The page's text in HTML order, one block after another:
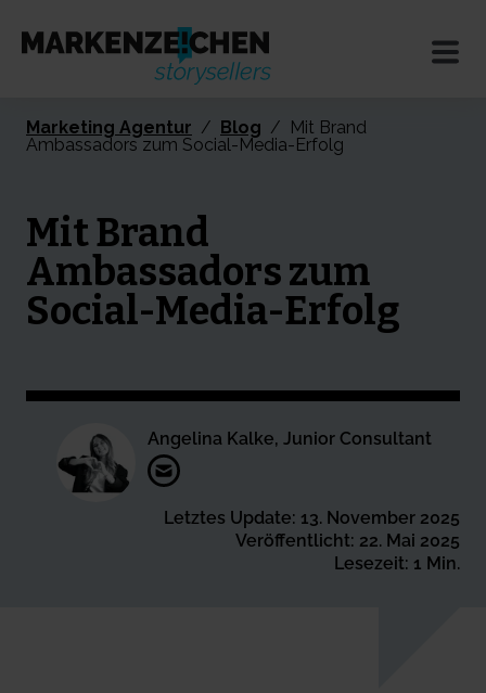
Marketing Agentur / Blog / Mit Brand
Ambassadors zum Social-Media-Erfolg
Mit Brand
Ambassadors zum
Social-Media-Erfolg
Angelina Kalke, Junior Consultant
Letztes Update: 13. November 2025
Veröffentlicht: 22. Mai 2025
Lesezeit: 1 Min.